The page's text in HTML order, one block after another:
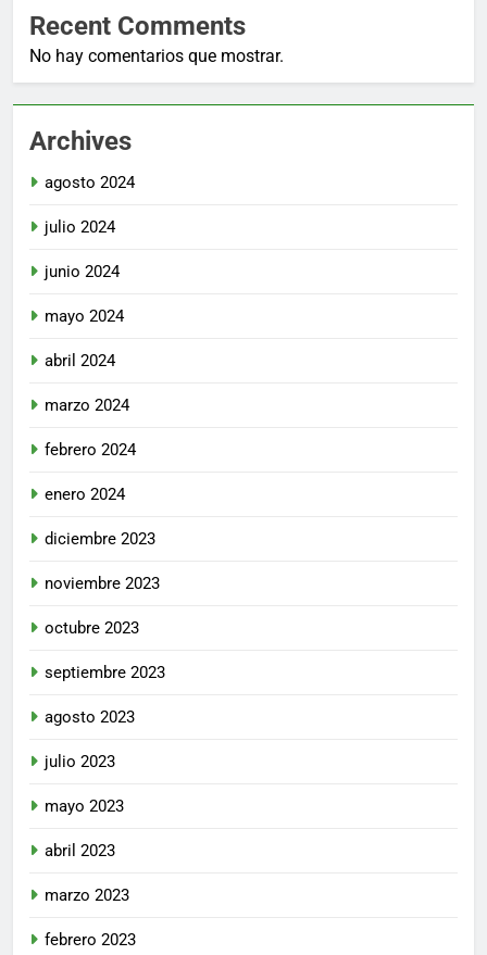
Recent Comments
No hay comentarios que mostrar.
Archives
agosto 2024
julio 2024
junio 2024
mayo 2024
abril 2024
marzo 2024
febrero 2024
enero 2024
diciembre 2023
noviembre 2023
octubre 2023
septiembre 2023
agosto 2023
julio 2023
mayo 2023
abril 2023
marzo 2023
febrero 2023